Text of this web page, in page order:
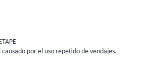
por el uso repetido de vendajes.